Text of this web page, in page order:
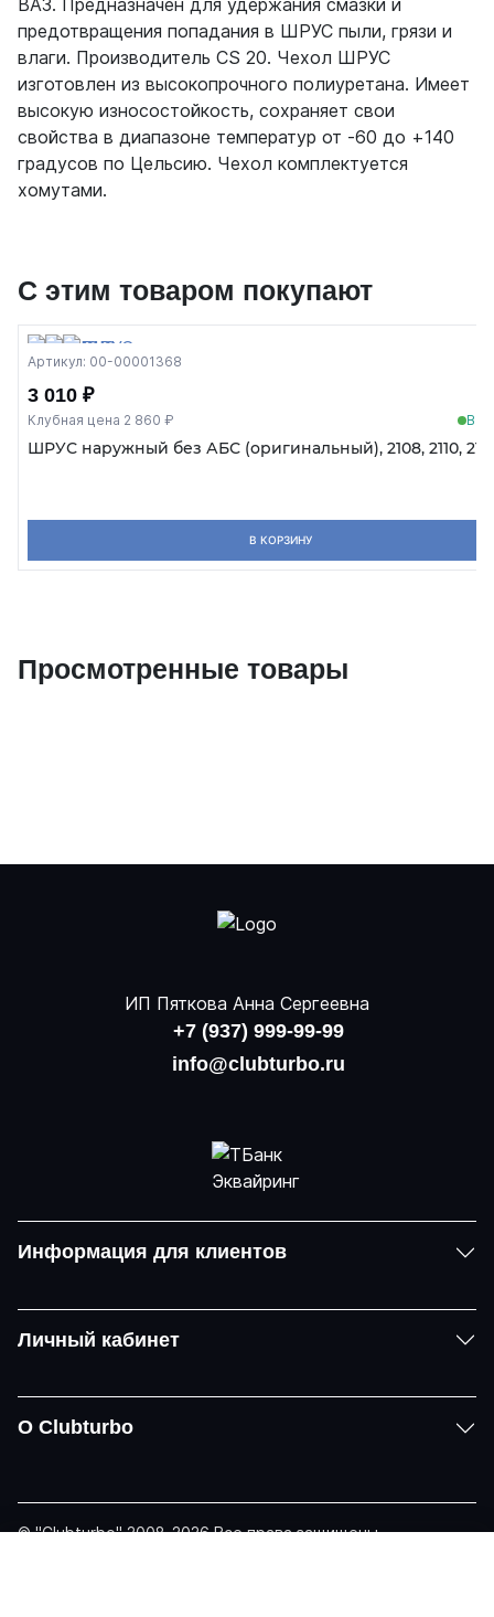
ВАЗ. Предназначен для удержания смазки и
предотвращения попадания в ШРУС пыли, грязи и
влаги. Производитель CS 20. Чехол ШРУС
изготовлен из высокопрочного полиуретана. Имеет
высокую износостойкость, сохраняет свои
свойства в диапазоне температур от -60 до +140
градусов по Цельсию. Чехол комплектуется
хомутами.
С этим товаром покупают
Артикул: 00-00001368
3 010 ₽
Клубная цена 2 860 ₽ В
ШРУС наружный без АБС (оригинальный), 2108, 2110, 2112,
В КОРЗИНУ
Просмотренные товары
ИП Пяткова Анна Сергеевна
+7 (937) 999-99-99
info@clubturbo.ru
Информация для клиентов
Личный кабинет
О Clubturbo
© "Clubturbo" 2008-2026 Все права защищены